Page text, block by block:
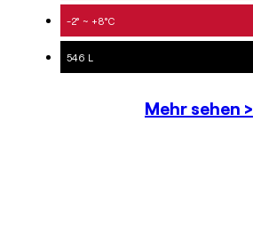
-2° ~ +8°C
546 L
Mehr sehen >